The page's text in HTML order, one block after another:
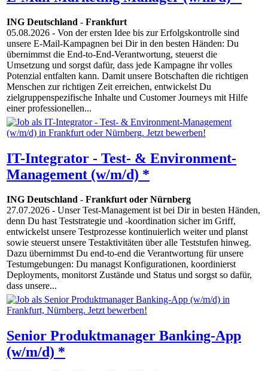
ING Deutschland - Frankfurt
05.08.2026 - Von der ersten Idee bis zur Erfolgskontrolle sind
unsere E-Mail-Kampagnen bei Dir in den besten Händen: Du
übernimmst die End-to-End-Verantwortung, steuerst die
Umsetzung und sorgst dafür, dass jede Kampagne ihr volles
Potenzial entfalten kann. Damit unsere Botschaften die richtigen
Menschen zur richtigen Zeit erreichen, entwickelst Du
zielgruppenspezifische Inhalte und Customer Journeys mit Hilfe
einer professionellen...
IT-Integrator - Test- & Environment-
Management (w/m/d) *
ING Deutschland - Frankfurt oder Nürnberg
27.07.2026 - Unser Test-Management ist bei Dir in besten Händen,
denn Du hast Teststrategie und -koordination sicher im Griff,
entwickelst unsere Testprozesse kontinuierlich weiter und planst
sowie steuerst unsere Testaktivitäten über alle Teststufen hinweg.
Dazu übernimmst Du end-to-end die Verantwortung für unsere
Testumgebungen: Du managst Konfigurationen, koordinierst
Deployments, monitorst Zustände und Status und sorgst so dafür,
dass unsere...
Senior Produktmanager Banking-App
(w/m/d) *